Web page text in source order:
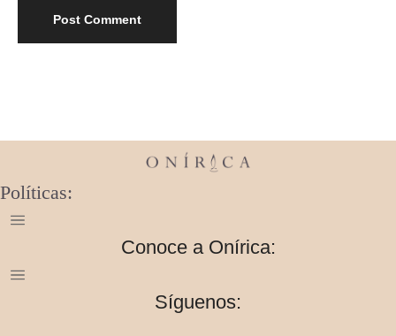
Políticas:
Conoce a Onírica:
Síguenos: